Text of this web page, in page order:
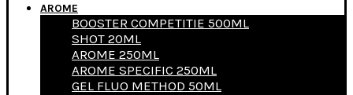
AROME
BOOSTER COMPETITIE 500ML
SHOT 20ML
AROME 250ML
AROME SPECIFIC 250ML
GEL FLUO METHOD 50ML